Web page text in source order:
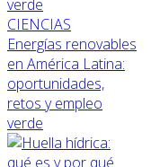
CIENCIAS
Energías renovables
en América Latina:
oportunidades,
retos y empleo
verde